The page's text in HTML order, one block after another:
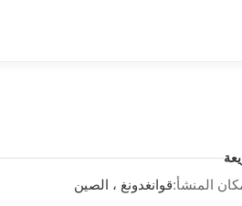
المنشأ:قوانغدونغ ، الصين